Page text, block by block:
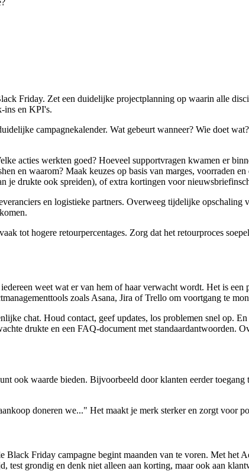
Friday. Zet een duidelijke projectplanning op waarin alle
ins en KPI's.
campagnekalender. Wat gebeurt wanneer? Wie doet
acties werkten goed? Hoeveel supportvragen kwamen er
en waarom? Maak keuzes op basis van marges, voorraden
je drukte ook spreiden), of extra kortingen voor
en logistieke partners. Overweeg tijdelijke
tot hogere retourpercentages. Zorg dat het retourproces
weet wat er van hem of haar verwacht wordt. Het is
zoals Asana, Jira of Trello om voortgang te
chat. Houd contact, geef updates, los problemen snel op.
drukte en een FAQ-document met standaardantwoorden.
ook waarde bieden. Bijvoorbeeld door klanten eerder
doneren we..." Het maakt je merk sterker en zorgt voor
Black Friday campagne begint maanden van te voren. Met
test grondig en denk niet alleen aan korting, maar ook aan